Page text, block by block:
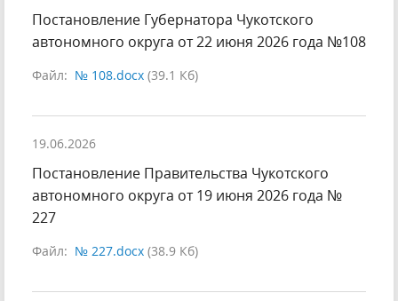
Постановление Губернатора Чукотского
автономного округа от 22 июня 2026 года №108
Файл: № 108.docx (39.1 Кб)
19.06.2026
Постановление Правительства Чукотского
автономного округа от 19 июня 2026 года №
227
Файл: № 227.docx (38.9 Кб)